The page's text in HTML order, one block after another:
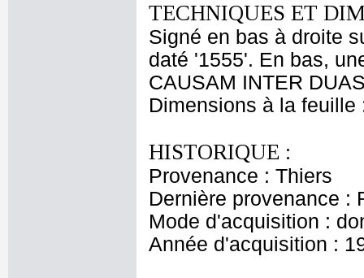
TECHNIQUES ET
Signé en bas à droite
daté '1555'. En bas,
CAUSAM INTER
Dimensions à la feuille
HISTORIQUE :
Provenance : Thiers
Dernière provenance :
Mode d'acquisition :
Année d'acquisition :